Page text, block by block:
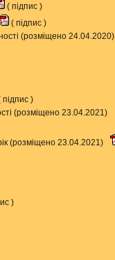
( підпис )
( підпис )
(розміщено 24.04.2020)
підпис )
(розміщено 23.04.2021)
(розміщено 23.04.2021)
)